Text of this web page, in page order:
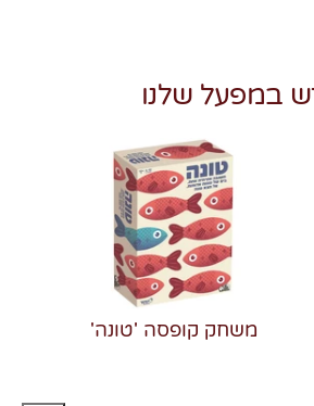
במפעל שלנו
משחק קופסה 'טונה'